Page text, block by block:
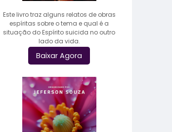
Este livro traz alguns relatos de obras
espíritas sobre o tema e qual é a
situação do Espírito suicida no outro
lado da vida.
Baixar Agora